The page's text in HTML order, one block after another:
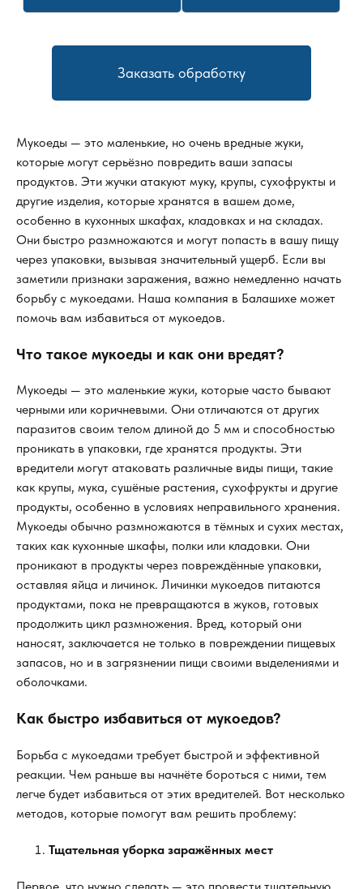
Заказать обработку
Мукоеды — это маленькие, но очень вредные жуки,
которые могут серьёзно повредить ваши запасы
продуктов. Эти жучки атакуют муку, крупы, сухофрукты и
другие изделия, которые хранятся в вашем доме,
особенно в кухонных шкафах, кладовках и на складах.
Они быстро размножаются и могут попасть в вашу пищу
через упаковки, вызывая значительный ущерб. Если вы
заметили признаки заражения, важно немедленно начать
борьбу с мукоедами. Наша компания в Балашихе может
помочь вам избавиться от мукоедов.
Что такое мукоеды и как они вредят?
Мукоеды — это маленькие жуки, которые часто бывают
черными или коричневыми. Они отличаются от других
паразитов своим телом длиной до 5 мм и способностью
проникать в упаковки, где хранятся продукты. Эти
вредители могут атаковать различные виды пищи, такие
как крупы, мука, сушёные растения, сухофрукты и другие
продукты, особенно в условиях неправильного хранения.
Мукоеды обычно размножаются в тёмных и сухих местах,
таких как кухонные шкафы, полки или кладовки. Они
проникают в продукты через повреждённые упаковки,
оставляя яйца и личинок. Личинки мукоедов питаются
продуктами, пока не превращаются в жуков, готовых
продолжить цикл размножения. Вред, который они
наносят, заключается не только в повреждении пищевых
запасов, но и в загрязнении пищи своими выделениями и
оболочками.
Как быстро избавиться от мукоедов?
Борьба с мукоедами требует быстрой и эффективной
реакции. Чем раньше вы начнёте бороться с ними, тем
легче будет избавиться от этих вредителей. Вот несколько
методов, которые помогут вам решить проблему:
Тщательная уборка заражённых мест